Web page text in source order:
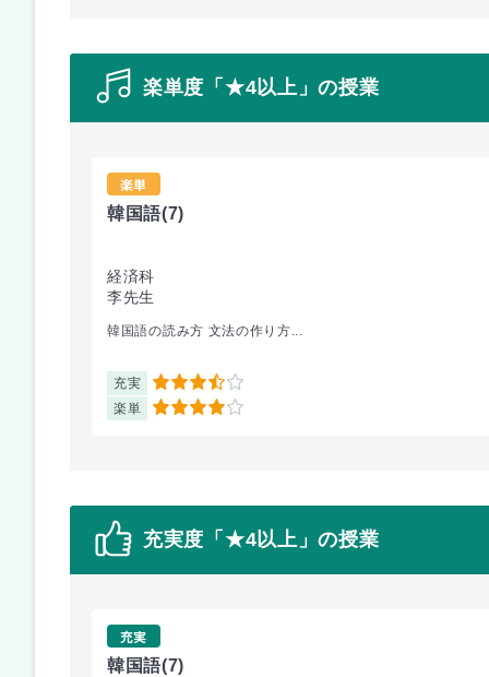
楽単度「★4以上」の授業
楽単
韓国語(7)
経済科
李先生
韓国語の読み方 文法の作り方...
充実 3.5
楽単 4
充実度「★4以上」の授業
充実
韓国語(7)